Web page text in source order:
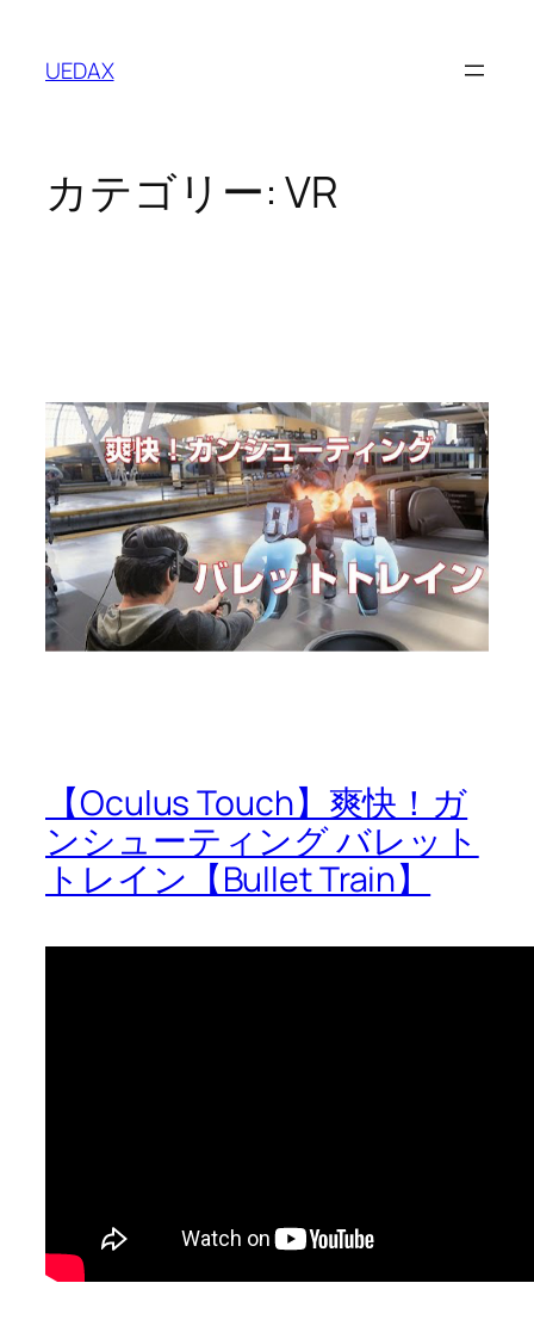
UEDAX
カテゴリー:VR
【Oculus Touch】爽快！ガ
ンシューティング バレット
トレイン【Bullet Train】